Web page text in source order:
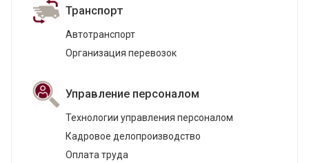
Транспорт
Автотранспорт
Организация перевозок
Управление персоналом
Технологии управления персоналом
Кадровое делопроизводство
Оплата труда